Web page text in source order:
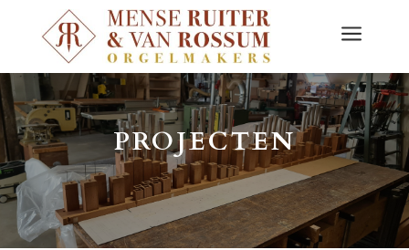
a
PROJECTEN